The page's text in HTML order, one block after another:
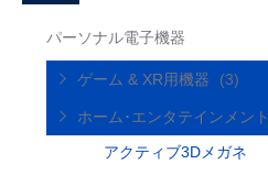
パーソナル電子機器
ゲーム & XR用機器 (3)
ホーム･エンタテインメント
アクティブ3Dメガネ